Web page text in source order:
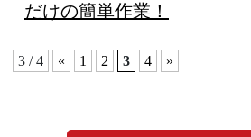
だけの簡単作業！
3 / 4 « 1 2 3 4 »